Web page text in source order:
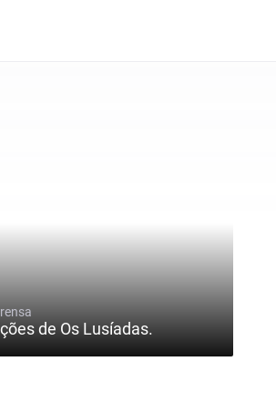
de Os Lusíadas.